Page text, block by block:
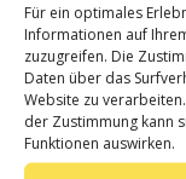
Für ein optimales
Informationen auf
zuzugreifen. Die
Daten über das
Website zu
der Zustimmung kann
Funktionen auswirken.
Wie man
für Schritt
Zuerst die
schneiden.